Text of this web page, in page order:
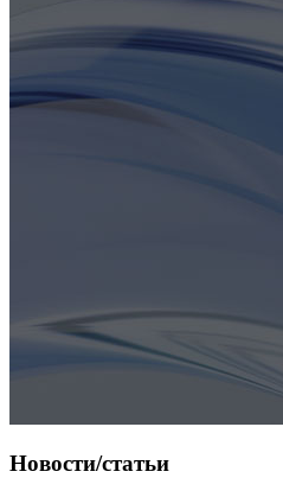
Новости/статьи